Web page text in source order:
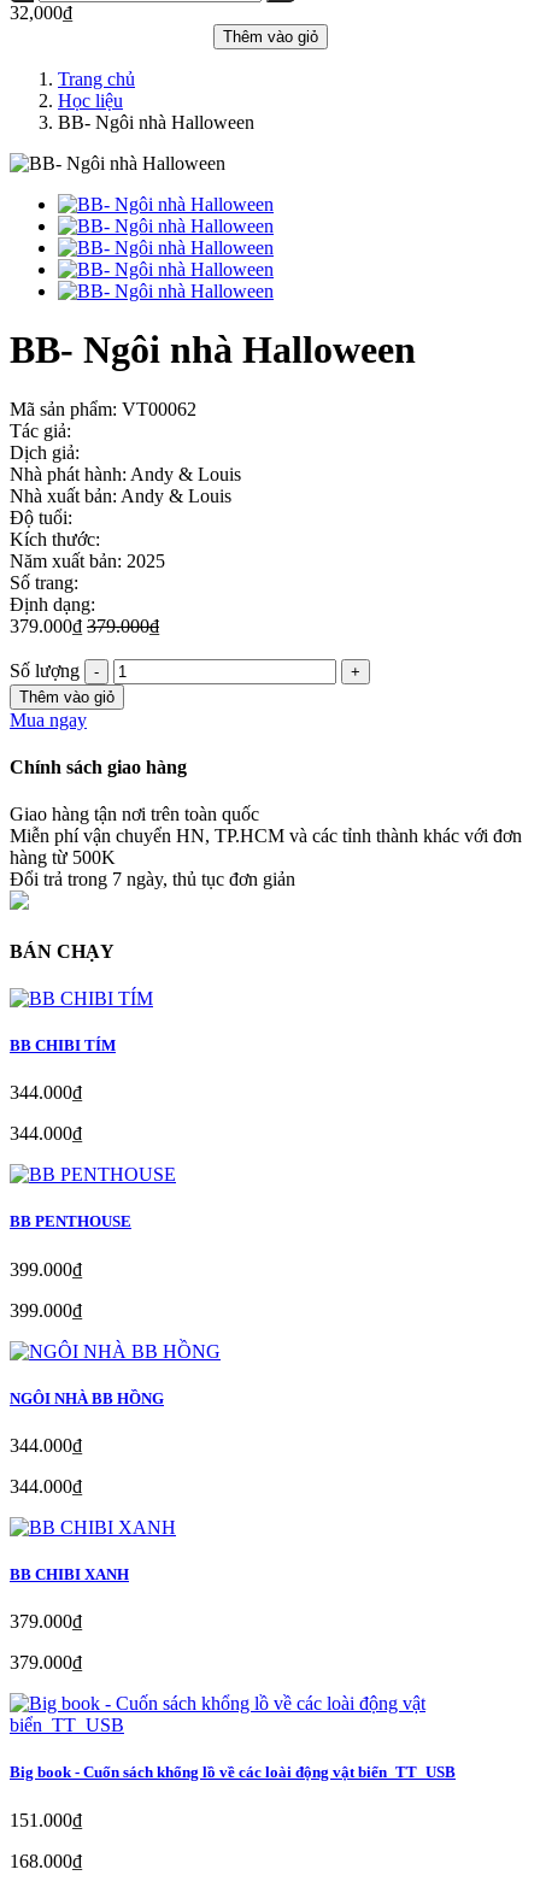
32,000₫
Thêm vào giỏ
Trang chủ
Học liệu
BB- Ngôi nhà Halloween
BB- Ngôi nhà Halloween
Mã sản phẩm: VT00062
Tác giả:
Dịch giả:
Nhà phát hành: Andy & Louis
Nhà xuất bản: Andy & Louis
Độ tuổi:
Kích thước:
Năm xuất bản: 2025
Số trang:
Định dạng:
379.000₫ 379.000₫
Số lượng
Thêm vào giỏ
Mua ngay
Chính sách giao hàng
Giao hàng tận nơi trên toàn quốc
Miễn phí vận chuyển HN, TP.HCM và các tỉnh thành khác với đơn
hàng từ 500K
Đổi trả trong 7 ngày, thủ tục đơn giản
BÁN CHẠY
BB CHIBI TÍM
344.000₫
344.000₫
BB PENTHOUSE
399.000₫
399.000₫
NGÔI NHÀ BB HỒNG
344.000₫
344.000₫
BB CHIBI XANH
379.000₫
379.000₫
Big book - Cuốn sách khổng lồ về các loài động vật biển_TT_USB
151.000₫
168.000₫